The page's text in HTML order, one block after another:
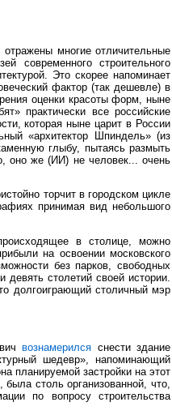
многие отличительные
современного строительного
Это скорее напоминает
фактор (так дешевле) в
оценки красоты форм, ныне
практически все российские
которая ныне царит в России
«архитектор Шпиндель» (из
глыбу, пытаясь размыть
оно же (ИИ) не человек... очень
торчит в городском цикле
принимая вид небольшого
в столице, можно
на освоении московского
без парков, свободных
девять столетий своей истории.
долгоиграющий столичный мэр
вознамерился снести здание
шедевр», напоминающий
планируемой застройки на этот
, была столь организованной, что,
по вопросу строительства